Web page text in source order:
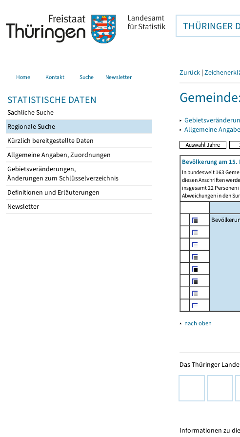
THÜRINGER
Home Kontakt Suche Newsletter
STATISTISCHE DATEN
Sachliche Suche
Regionale Suche
Kürzlich bereitgestellte Daten
Allgemeine Angaben, Zuordnungen
Gebietsveränderungen,
Änderungen zum Schlüsselverzeichnis
Definitionen und Erläuterungen
Newsletter
Zurück |
▸
▸ Allgemeine
Bevölkerung am 15.
In bundesweit 163
diesen Anschriften
insgesamt 22 Personen
Abweichungen in den
▴ nach oben
Das Thüringer
Informationen zu